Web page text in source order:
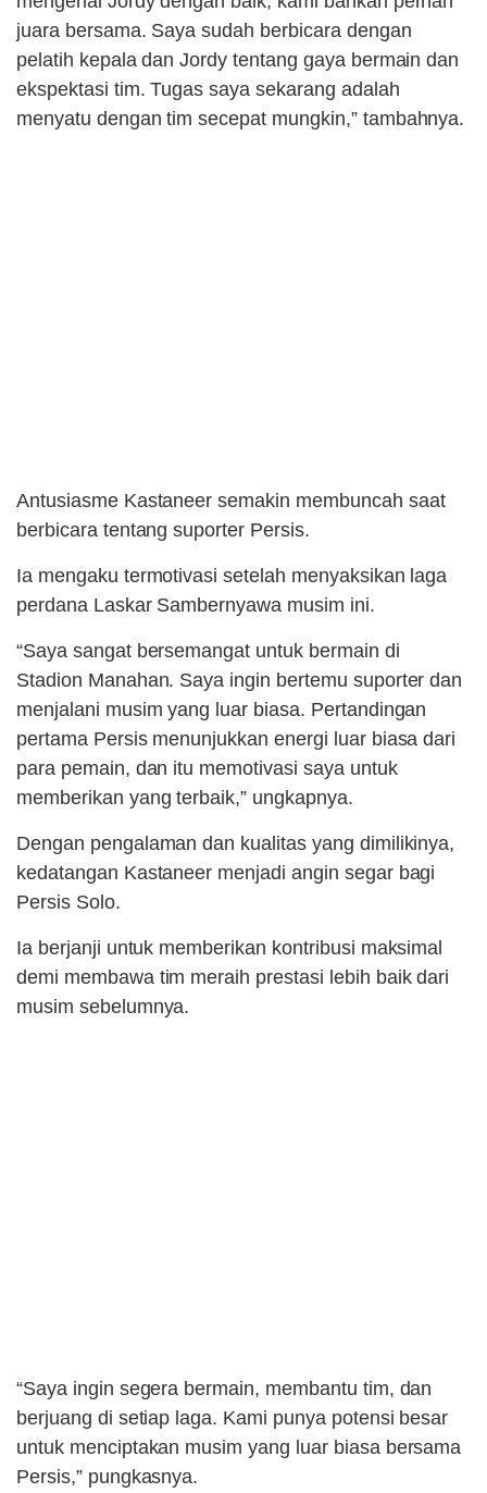
juara bersama. Saya sudah berbicara dengan
pelatih kepala dan Jordy tentang gaya bermain dan
ekspektasi tim. Tugas saya sekarang adalah
menyatu dengan tim secepat mungkin,” tambahnya.
Antusiasme Kastaneer semakin membuncah saat
berbicara tentang suporter Persis.
Ia mengaku termotivasi setelah menyaksikan laga
perdana Laskar Sambernyawa musim ini.
“Saya sangat bersemangat untuk bermain di
Stadion Manahan. Saya ingin bertemu suporter dan
menjalani musim yang luar biasa. Pertandingan
pertama Persis menunjukkan energi luar biasa dari
para pemain, dan itu memotivasi saya untuk
memberikan yang terbaik,” ungkapnya.
Dengan pengalaman dan kualitas yang dimilikinya,
kedatangan Kastaneer menjadi angin segar bagi
Persis Solo.
Ia berjanji untuk memberikan kontribusi maksimal
demi membawa tim meraih prestasi lebih baik dari
musim sebelumnya.
“Saya ingin segera bermain, membantu tim, dan
berjuang di setiap laga. Kami punya potensi besar
untuk menciptakan musim yang luar biasa bersama
Persis,” pungkasnya.